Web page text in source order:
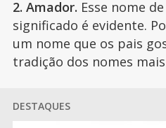
2. Amador. Esse nome
significado é evidente.
um nome que os pais
tradição dos nomes
DESTAQUES